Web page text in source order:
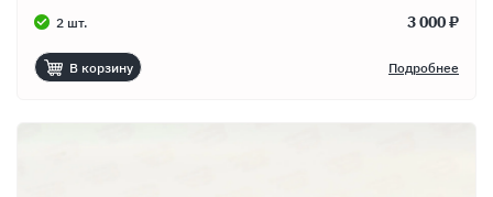
2 шт. 3 000 ₽
В корзину Подробнее